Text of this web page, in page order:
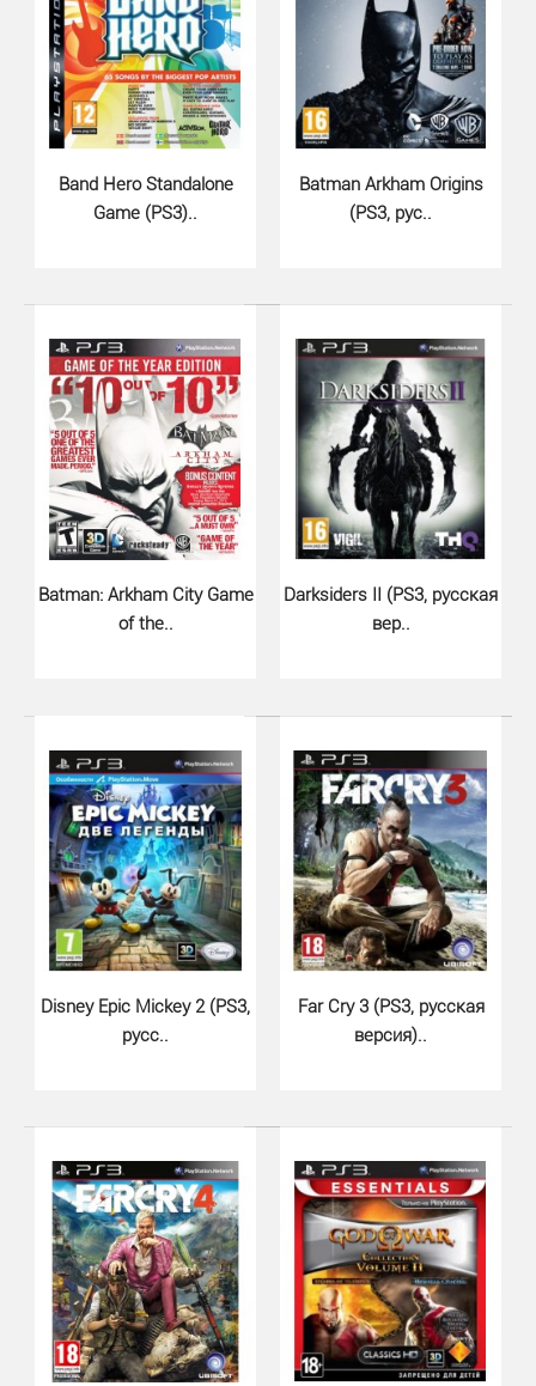
870 грн.
В игру Dark Souls II: Scholar of the First Sin PS3 были
включены все дополнительные..
LEGO Batman 3: Beyond Gotham PS3 - это очередной
трехмерный платформер от ТТ Games. В этой ч..
Far Cry 3 + Far Cry 4 (PS3, рус..
890 грн.
Band Hero Standalone
Game (PS3)..
Batman Arkham Origins
(PS3, рус..
Batman: Arkham City Game
of the..
Darksiders II (PS3, русская
вер..
Disney Epic Mickey 2 (PS3,
русс..
Far Cry 3 (PS3, русская
версия)..